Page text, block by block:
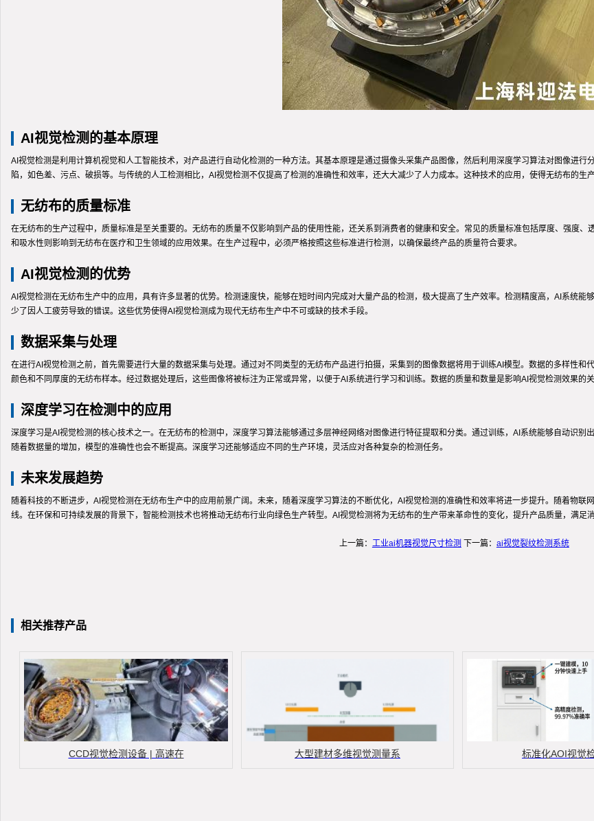
AI视觉检测的基本原理
AI视觉检测是利用计算机视觉和人工智能技术，对产品进行自动化检测的一种方法。其基本原理是通过摄像头采集产品图像，然后利用深度学习算法对图像进
陷，如色差、污点、破损等。与传统的人工检测相比，AI视觉检测不仅提高了检测的准确性和效率，还大大减少了人力成本。这种技术的应用，使得无纺布的生
无纺布的质量标准
在无纺布的生产过程中，质量标准是至关重要的。无纺布的质量不仅影响到产品的使用性能，还关系到消费者的健康和安全。常见的质量标准包括厚度、强度
和吸水性则影响到无纺布在医疗和卫生领域的应用效果。在生产过程中，必须严格按照这些标准进行检测，以确保最终产品的质量符合要求。
AI视觉检测的优势
AI视觉检测在无纺布生产中的应用，具有许多显著的优势。检测速度快，能够在短时间内完成对大量产品的检测，极大提高了生产效率。检测精度高，AI系统
少了因人工疲劳导致的错误。这些优势使得AI视觉检测成为现代无纺布生产中不可或缺的技术手段。
数据采集与处理
在进行AI视觉检测之前，首先需要进行大量的数据采集与处理。通过对不同类型的无纺布产品进行拍摄，采集到的图像数据将用于训练AI模型。数据的多样性
颜色和不同厚度的无纺布样本。经过数据处理后，这些图像将被标注为正常或异常，以便于AI系统进行学习和训练。数据的质量和数量是影响AI视觉检测效果的关
深度学习在检测中的应用
深度学习是AI视觉检测的核心技术之一。在无纺布的检测中，深度学习算法能够通过多层神经网络对图像进行特征提取和分类。通过训练，AI系统能够自动识别
随着数据量的增加，模型的准确性也会不断提高。深度学习还能够适应不同的生产环境，灵活应对各种复杂的检测任务。
未来发展趋势
随着科技的不断进步，AI视觉检测在无纺布生产中的应用前景广阔。未来，随着深度学习算法的不断优化，AI视觉检测的准确性和效率将进一步提升。随着物
线。在环保和可持续发展的背景下，智能检测技术也将推动无纺布行业向绿色生产转型。AI视觉检测将为无纺布的生产带来革命性的变化，提升产品质量，满足
上一篇： 工业ai机器视觉尺寸检测 下一篇： ai视觉裂纹检测系统
相关推荐产品
CCD视觉检测设备 | 高速在 大型建材多维视觉测量系 标准化AOI视觉